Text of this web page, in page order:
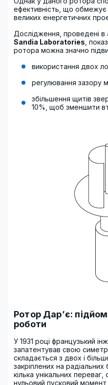
ефективність, що обмежує
великих енергетичних
Дослідження, проведені в
Sandia Laboratories ,
ротора можна значно
використання двох
регулювання зазору
збільшення щитів
10%, щоб зменшити
Ротор Дар’є:
роботи
У 1931 році французький
запатентував свою
складається з двох і
закріплених на
кілька унікальних
нульовий пусковий